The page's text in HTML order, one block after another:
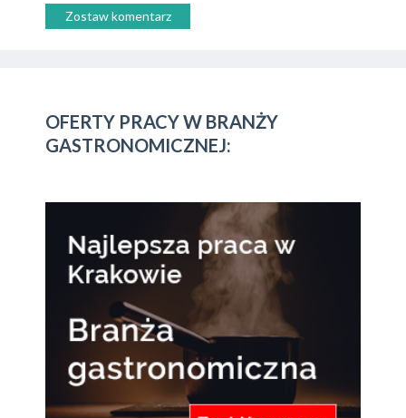
Zostaw komentarz
OFERTY PRACY W BRANŻY
GASTRONOMICZNEJ: